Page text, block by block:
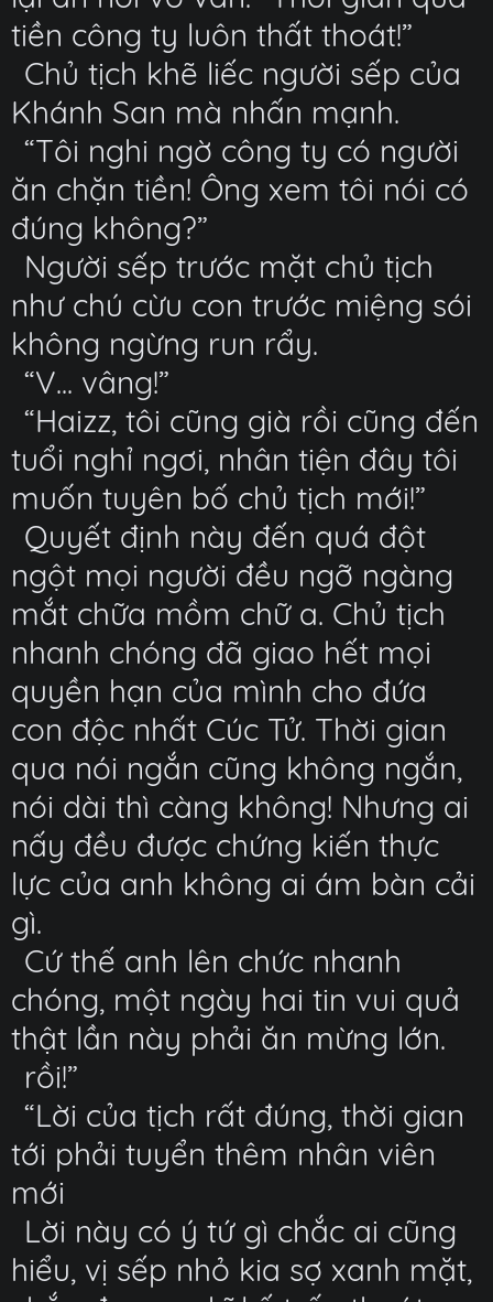
tiền công ty luôn thất thoát!”
Chủ tịch khẽ liếc người sếp của
Khánh San mà nhấn mạnh.
“Tôi nghi ngờ công ty có người
ăn chặn tiền! Ông xem tôi nói có
đúng không?”
Người sếp trước mặt chủ tịch
như chú cừu con trước miệng sói
không ngừng run rẩy.
“V... vâng!”
“Haizz, tôi cũng già rồi cũng đến
tuổi nghỉ ngơi, nhân tiện đây tôi
muốn tuyên bố chủ tịch mới!”
Quyết định này đến quá đột
ngột mọi người đều ngỡ ngàng
mắt chữa mồm chữ a. Chủ tịch
nhanh chóng đã giao hết mọi
quyền hạn của mình cho đứa
con độc nhất Cúc Tử. Thời gian
qua nói ngắn cũng không ngắn,
nói dài thì càng không! Nhưng ai
nấy đều được chứng kiến thực
lực của anh không ai ám bàn cải
gì.
Cứ thế anh lên chức nhanh
chóng, một ngày hai tin vui quả
thật lần này phải ăn mừng lớn.
rồi!”
“Lời của tịch rất đúng, thời gian
tới phải tuyển thêm nhân viên
mới
Lời này có ý tứ gì chắc ai cũng
hiểu, vị sếp nhỏ kia sợ xanh mặt,